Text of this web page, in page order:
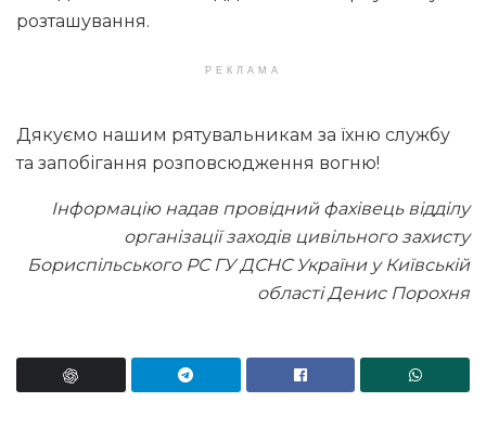
розташування.
РЕКЛАМА
Дякуємо нашим рятувальникам за їхню службу
та запобігання розповсюдження вогню!
Інформацію надав провідний фахівець відділу
організації заходів цивільного захисту
Бориспільського РС ГУ ДСНС України у Київській
області Денис Порохня